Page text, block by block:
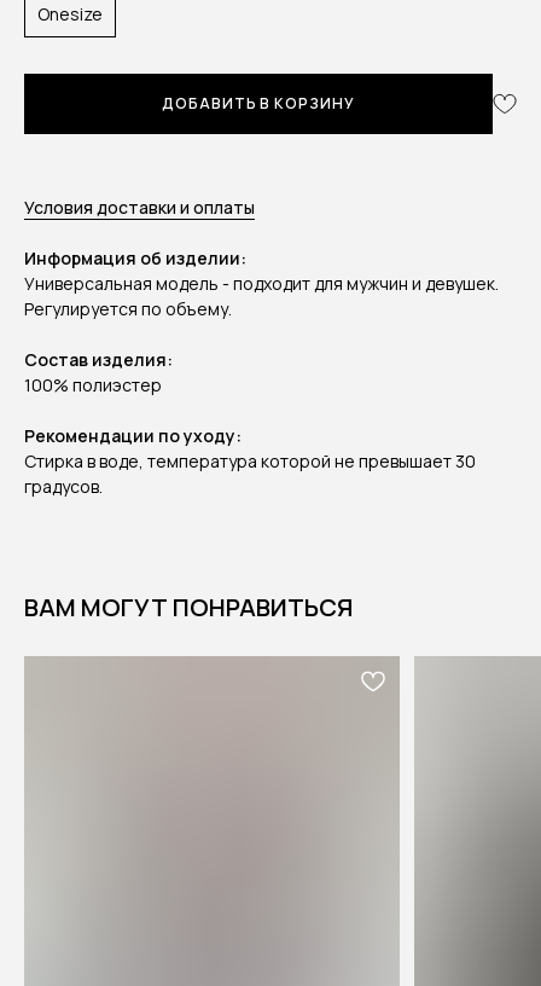
Onesize
ДОБАВИТЬ В КОРЗИНУ
Условия доставки и оплаты
Информация об изделии:
Универсальная модель - подходит для мужчин и девушек.
Регулируется по объему.
Состав изделия:
100% полиэстер
Рекомендации по уходу:
Стирка в воде, температура которой не превышает 30
градусов.
ВАМ МОГУТ ПОНРАВИТЬСЯ